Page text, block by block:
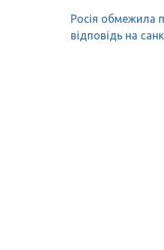
Навігація
записів
Росія обмежила
відповідь на